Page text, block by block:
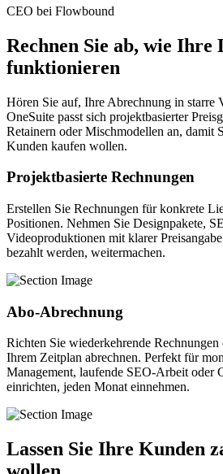
CEO bei Flowbound
Rechnen Sie ab, wie Ihre
funktionieren
Hören Sie auf, Ihre Abrechnung in starre
OneSuite passt sich projektbasierter
Retainern oder Mischmodellen an, damit
Kunden kaufen wollen.
Projektbasierte Rechnungen
Erstellen Sie Rechnungen für konkrete
Positionen. Nehmen Sie Designpakete,
Videoproduktionen mit klarer
bezahlt werden, weitermachen.
Abo-Abrechnung
Richten Sie wiederkehrende
Ihrem Zeitplan abrechnen. Perfekt für
Management, laufende SEO-Arbeit oder
einrichten, jeden Monat einnehmen.
Lassen Sie Ihre Kunden